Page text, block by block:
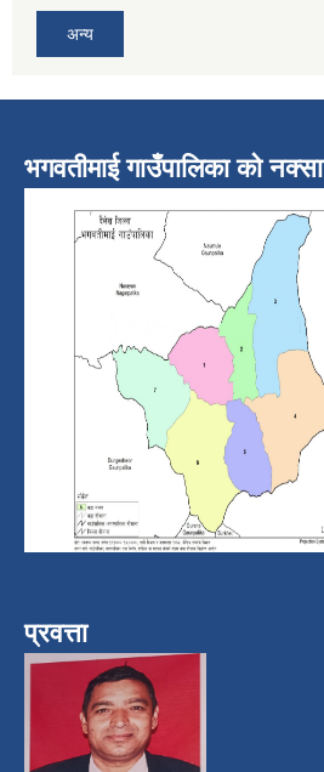
अन्य
भगवतीमाई गाउँपालिका को नक्सा
प्रवत्ता